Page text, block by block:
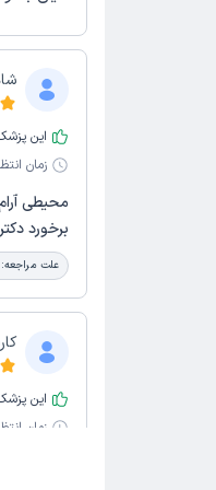
این
زمان
محیطی
برخورد
علت مراجعه:
این
زمان
محیط و